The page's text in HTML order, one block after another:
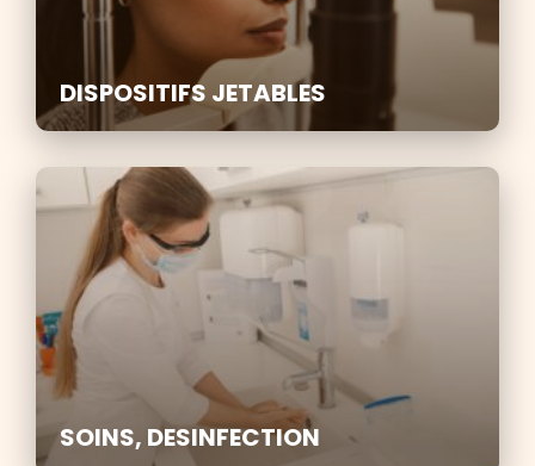
DISPOSITIFS JETABLES
SOINS, DESINFECTION